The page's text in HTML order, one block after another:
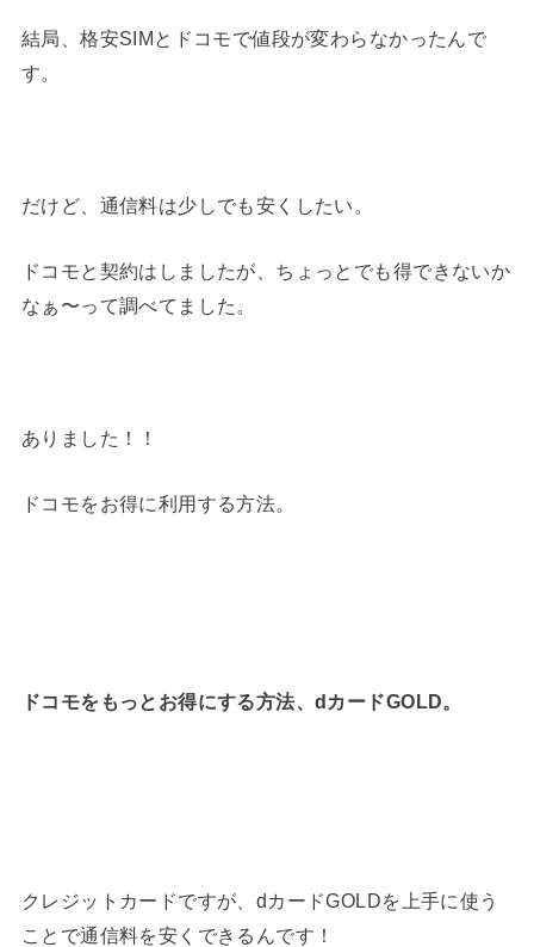
結局、格安SIMとドコモで値段が変わらなかったんで
す。
だけど、通信料は少しでも安くしたい。
ドコモと契約はしましたが、ちょっとでも得できないか
なぁ〜って調べてました。
ありました！！
ドコモをお得に利用する方法。
ドコモをもっとお得にする方法、dカードGOLD。
クレジットカードですが、dカードGOLDを上手に使う
ことで通信料を安くできるんです！